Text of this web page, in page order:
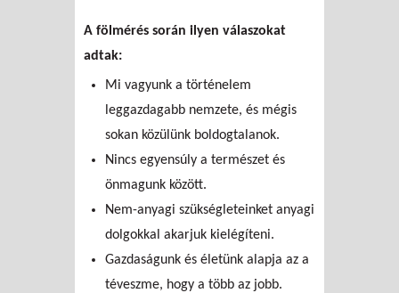
A fölmérés során ilyen válaszokat
adtak:
Mi vagyunk a történelem
leggazdagabb nemzete, és mégis
sokan közülünk boldogtalanok.
Nincs egyensúly a természet és
önmagunk között.
Nem-anyagi szükségleteinket anyagi
dolgokkal akarjuk kielégíteni.
Gazdaságunk és életünk alapja az a
téveszme, hogy a több az jobb.